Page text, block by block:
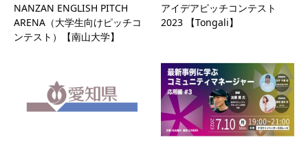
NANZAN ENGLISH PITCH
ARENA（大学生向けピッチコ
ンテスト）【南山大学】
アイデアピッチコンテスト
2023 【Tongali】